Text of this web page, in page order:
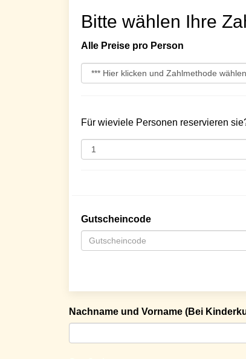
Bitte wählen Ihre
Alle Preise pro Person
Für wieviele Personen reservieren
Gutscheincode
Nachname und Vorname (Bei